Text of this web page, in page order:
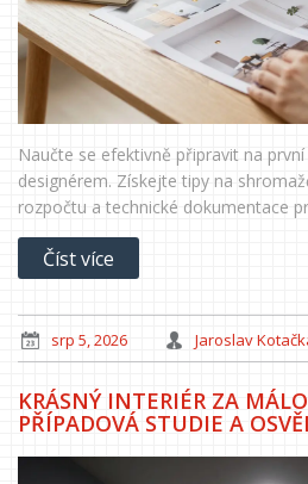
Naučte se efektivně připravit na
designérem. Získejte tipy na
rozpočtu a technické dokumentace
Číst více
srp 5, 2026 Jaroslav
KRÁSNÝ INTERIÉR ZA
PŘÍPADOVÁ STUDIE A